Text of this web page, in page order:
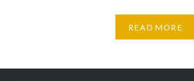
READ MORE